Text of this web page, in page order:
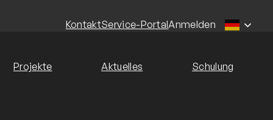
KontaktService-PortalAnmelden
Projekte Aktuelles Schulung